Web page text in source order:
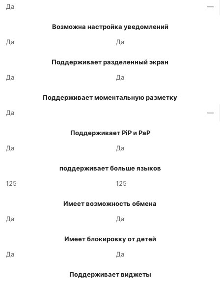
Да
—
Возможна настройка уведомлений
Да
Да
Поддерживает разделенный экран
Да
Да
Поддерживает моментальную разметку
Да
—
Поддерживает PiP и PaP
Да
Да
поддерживает больше языков
125
125
Имеет возможность обмена
Да
Да
Имеет блокировку от детей
Да
Да
Поддерживает виджеты